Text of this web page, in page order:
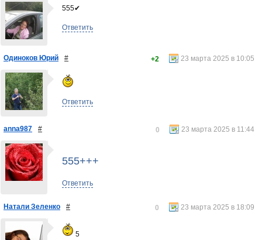
555✔
Ответить
Одиноков Юрий # 23 марта 2025 в 10:05
+2
Ответить
anna987 # 23 марта 2025 в 11:44
0
555+++
Ответить
Натали Зеленко # 23 марта 2025 в 18:09
0
5